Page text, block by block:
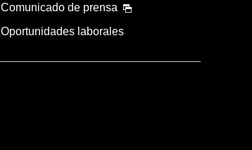
Comunicado de prensa
Oportunidades laborales